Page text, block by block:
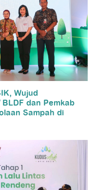
Wujud
dan Pemkab
Sampah di